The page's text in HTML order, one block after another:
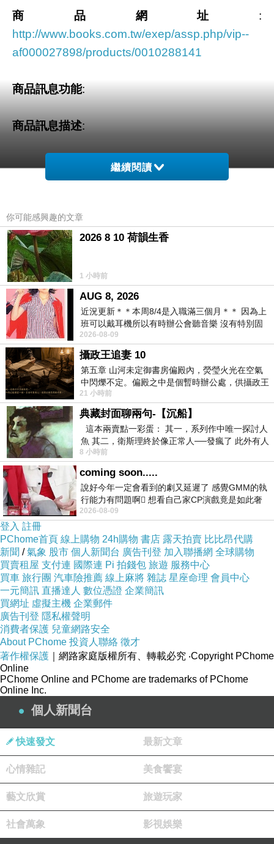
商品網址 :
http://www.books.com.tw/exep/assp.php/vip--
af000027898/products/0010288141
商品訊息功能:
商品訊息描述:
副題：《美洲與亞洲的文化關聯》，這也就展現
了作者對人類文化理解的深刻與廣闊，他一方面
刻畫了拿瓦侯人文化的深層意涵，另外一方面又
能體認人類文化的共通性，而將這種深層文化意
涵與其他文化作關聯性的探討，令人讀來免不了
有一種恍然大悟的感覺。本書全書的安排可分為
兩大部分，第一部分「美洲與亞洲的文化關
聯」，企圖說明美洲印第安人與他們遷入美洲之
前亞洲原居地文化關聯的種種蹤跡，即從文化深
層的意涵去追尋人類文化的共通性與傳播性。第
二部分「拿瓦侯傳統的延續」是喬健先生博士論
文的主體部分（The Continuation of Tradition in
Navajo Society），從中可更精細地瞭解這個屬
於拿德內（Na-dene）印第安語族的拿瓦侯人的
文化傳承。只有對一個文化的深入分析研究才是
摩登的不二法門。本書作者沒有忘了人類學家的
職責是既要樹也要林，對單一文化作深入的研究
調查固然重要，但也要有人類整體文化的視野，
所以他先以他寬廣豐富的跨文化經驗提出他對美
亞遠古文化關聯的論題，然後再以他對拿瓦侯單
一文化深入理解的資料作為補充支持，可以說是
林與樹都兼顧的安排，這也是本書最大的特點。
－－摘自李亦園院士序
生，祖籍山西介休。台灣大學考古人類學系學士
（1958）、碩士（1961）、美國康乃爾大學人
類學哲學博士（1969），曾任教美國印第安那大
學（1966-1976）、香港中文大學（1976-
1995），並創建香港中文大學人類學系
（1995）、香港人類學會（1978）、國際瑤族
研究協會（1986）、山西大學華北文化研究中
心、東華大學族群關係與文化研究所（1997）、
原住民民族學院（2001）等。另獲頒中央民族大
學名譽教授（1994）、山西大學名譽教授
（1994）、東華大學榮譽教授（2004）。喬健
先生長期致力於異文化（other cultures）的研
繼續閱讀
你可能感興趣的文章
2026 8 10 荷韻生香
1 小時前
AUG 8, 2026
近況更新＊＊本周8/4是入職滿三個月＊＊ 因為上
班可以戴耳機所以有時辦公會聽音樂 沒有特別固
定哪天但就是一周某一天會固定聽'90
2026-08-09
攝政王追妻 10
第五章 山河未定御書房偏殿內，熒瑩火光在空氣
中閃爍不定。偏殿之中是個暫時辦公處，供攝政王
於皇宮內廷裡處理公務已然很多年。房內
21 小時前
典藏封面聊兩句-【沉船】
這本兩賣點一彩蛋： 其一，系列作中唯一探討人
魚 其二，衛斯理終於像正常人──發瘋了 此外有人
在南極打死北極熊（@《地心
8 小時前
coming soon.....
說好今年一定會看到的劇又延遲了 感覺GMM的執
行能力有問題啊🫩 想看自己家CP演戲竟是如此奢
侈的事 GMM你說看看啊😑 先把劇放
2026-08-09
登入 註冊
PChome首頁 線上購物 24h購物 書店 露天拍賣 比比昂代購
新聞 /氣象 股市 個人新聞台 廣告刊登 加入聯播網 全球購物
買賣租屋 支付連 國際連 Pi 拍錢包 旅遊 服務中心
買車 旅行團 汽車險推薦 線上麻將 雜誌 星座命理 會員中心
一元簡訊 直播達人 數位憑證 企業簡訊
買網址 虛擬主機 企業郵件
廣告刊登 隱私權聲明
消費者保護 兒童網路安全
About PChome 投資人聯絡 徵才
著作權保護 ｜網路家庭版權所有、轉載必究 ‧Copyright PChome
Online
PChome Online and PChome are trademarks of PChome
Online Inc.
個人新聞台
快速發文 最新文章
心情雜記 美食饗宴
藝文欣賞 旅遊玩家
社會萬象 影視娛樂